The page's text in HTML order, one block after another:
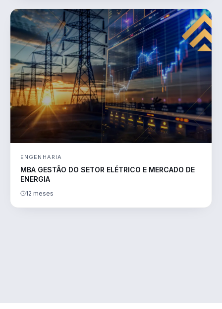
ENGENHARIA
MBA GESTÃO DO SETOR ELÉTRICO E MERCADO DE
ENERGIA
12 meses